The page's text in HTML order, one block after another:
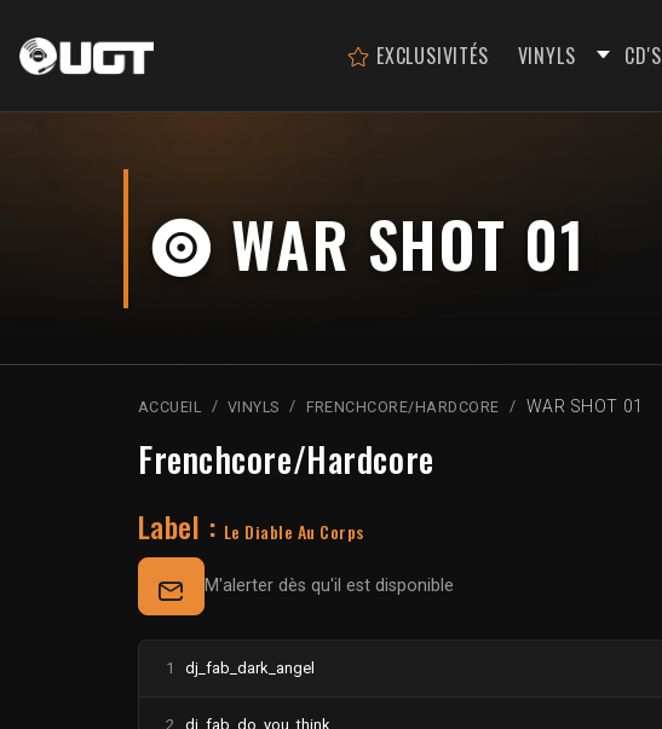
EXCLUSIVITÉS VINYLS CD'S
WAR SHOT 01
ACCUEIL VINYLS FRENCHCORE/HARDCORE WAR SHOT 01
Frenchcore/Hardcore
Label : Le Diable Au Corps
M'alerter dès qu'il est disponible
1 dj_fab_dark_angel
2 dj_fab_do_you_think